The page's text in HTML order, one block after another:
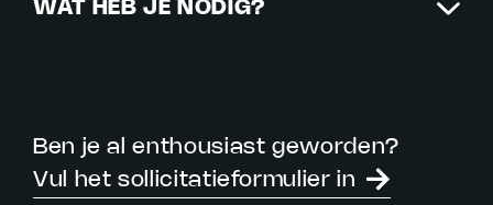
WAT HEB JE NODIG?
Ben je al enthousiast geworden?
Vul het sollicitatieformulier in